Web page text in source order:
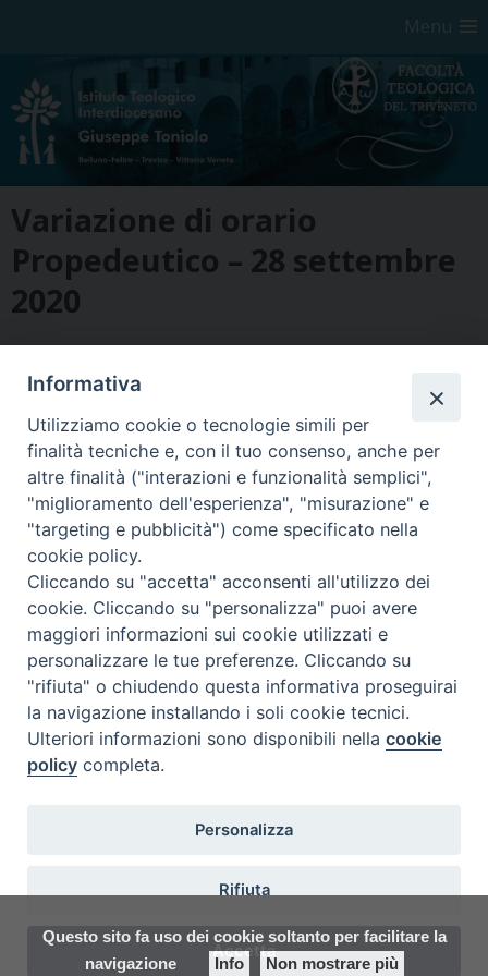
Questo sito fa uso dei cookie soltanto per facilitare la
navigazione
Info Non mostrare più
Menu
to
content
Variazione di orario
Propedeutico – 28 settembre
2020
Seminario Vescovile di Treviso
p.tta Benedetto XI, 2
31100 Treviso
Tel. 0422 324835
segreteria@itigt.it
Orario di segreteria
lunedì 17.30-19.30
martedì 17.30-19.30
mercoledì 17.30-19.30
giovedì 17.30-19.30
Informativa
Utilizziamo cookie o tecnologie simili per
finalità tecniche e, con il tuo consenso, anche per
altre finalità ("interazioni e funzionalità semplici",
"miglioramento dell'esperienza", "misurazione" e
"targeting e pubblicità") come specificato nella
cookie policy.
Cliccando su "accetta" acconsenti all'utilizzo dei
cookie. Cliccando su "personalizza" puoi avere
maggiori informazioni sui cookie utilizzati e
personalizzare le tue preferenze. Cliccando su
"rifiuta" o chiudendo questa informativa proseguirai
la navigazione installando i soli cookie tecnici.
Ulteriori informazioni sono disponibili nellacookie
policy completa.
Personalizza
Rifiuta
Accetta